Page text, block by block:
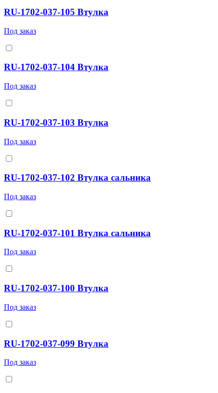
RU-1702-037-105 Втулка
Под заказ
RU-1702-037-104 Втулка
Под заказ
RU-1702-037-103 Втулка
Под заказ
RU-1702-037-102 Втулка сальника
Под заказ
RU-1702-037-101 Втулка сальника
Под заказ
RU-1702-037-100 Втулка
Под заказ
RU-1702-037-099 Втулка
Под заказ